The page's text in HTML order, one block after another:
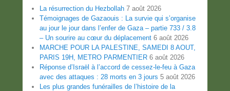
La résurrection du Hezbollah 7 août 2026
Témoignages de Gazaouis : La survie qui s’organise
au jour le jour dans l’enfer de Gaza – partie 733 / 3.8
– Un sourire au cœur du déplacement 6 août 2026
MARCHE POUR LA PALESTINE, SAMEDI 8 AOUT,
PARIS 19H, METRO PARMENTIER 6 août 2026
Réponse d’Israël à l’accord de cessez-le-feu à Gaza
avec des attaques : 28 morts en 3 jours 5 août 2026
Les plus grandes funérailles de l’histoire de la